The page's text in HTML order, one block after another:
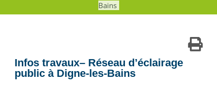
Bains
Infos travaux– Réseau d’éclairage
public à Digne-les-Bains